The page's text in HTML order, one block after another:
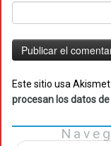
Este sitio usa
procesan los datos